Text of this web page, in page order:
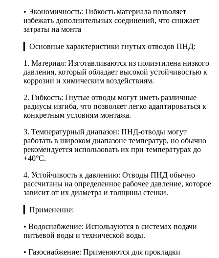
• Экономичность: Гибкость материала позволяет
избежать дополнительных соединений, что снижает
затраты на монта
▎Основные характеристики гнутых отводов ПНД:
1. Материал: Изготавливаются из полиэтилена низкого
давления, который обладает высокой устойчивостью к
коррозии и химическим воздействиям.
2. Гибкость: Гнутые отводы могут иметь различные
радиусы изгиба, что позволяет легко адаптироваться к
конкретным условиям монтажа.
3. Температурный диапазон: ПНД-отводы могут
работать в широком диапазоне температур, но обычно
рекомендуется использовать их при температурах до
+40°C.
4. Устойчивость к давлению: Отводы ПНД обычно
рассчитаны на определенное рабочее давление, которое
зависит от их диаметра и толщины стенки.
▎Применение:
• Водоснабжение: Используются в системах подачи
питьевой воды и технической воды.
• Газоснабжение: Применяются для прокладки